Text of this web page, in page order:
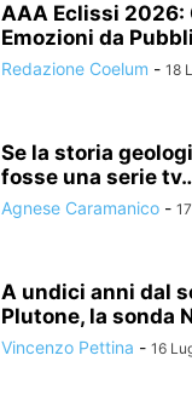
AAA Eclissi 2026:
Emozioni da
Redazione Coelum - 18
Se la storia
fosse una serie
Agnese Caramanico -
A undici anni dal
Plutone, la sonda
Vincenzo Pettina - 16